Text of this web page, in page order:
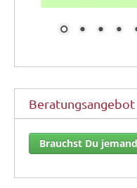
Beratungsangebot
Brauchst Du